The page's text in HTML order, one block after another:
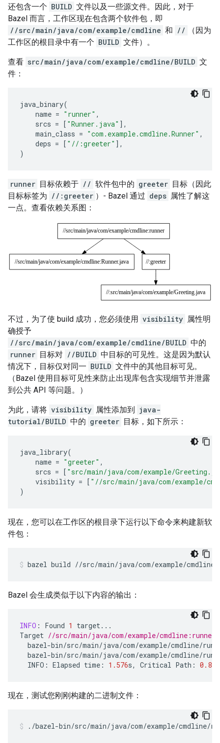
还包含一个 BUILD 文件以及一些源文件。因此，对于
Bazel 而言，工作区现在包含两个软件包，即
//src/main/java/com/example/cmdline 和 //
（因为
工作区的根目录中有一个 BUILD 文件）。
查看 src/main/java/com/example/cmdline/BUILD 文
件：
java_binary(
name = "runner" ,
srcs = [ "Runner.java" ],
main_class = "com.example.cmdline.Runner" ,
deps = [ "//:greeter" ],
)
runner 目标依赖于 // 软件包中的 greeter 目标（因此
目标标签为 //:greeter ）- Bazel 通过 deps 属性了解这
一点。查看依赖关系图：
不过，为了使 build 成功，您必须使用 visibility 属性明
确授予
//src/main/java/com/example/cmdline/BUILD 中的
runner 目标对 //BUILD 中目标的可见性。这是因为默认
情况下，目标仅对同一 BUILD 文件中的其他目标可见。
（Bazel 使用目标可见性来防止出现库包含实现细节并泄露
到公共 API 等问题。）
为此，请将 visibility 属性添加到 java-
tutorial/BUILD 中的 greeter 目标，如下所示：
java_library(
name = "greeter" ,
srcs = [ "src/main/java/com/example/
visibility = [ "//src/main/java/com/example/
)
现在，您可以在工作区的根目录下运行以下命令来构建新软
件包：
bazel build //src/main/java/com/example/
Bazel 会生成类似于以下内容的输出：
INFO : Found 1 target...
Target //src/main/java/com/example/
bazel-bin/src/main/java/com/example/cmdline/
bazel-bin/src/main/java/com/example/cmdline/
INFO : Elapsed time : 1.576s, Critical Path : 0.81
现在，测试您刚刚构建的二进制文件：
./bazel-bin/src/main/java/com/example/cmdline/